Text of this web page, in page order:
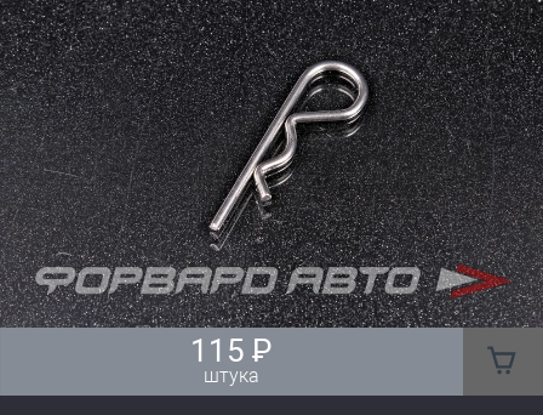
115₽
штука